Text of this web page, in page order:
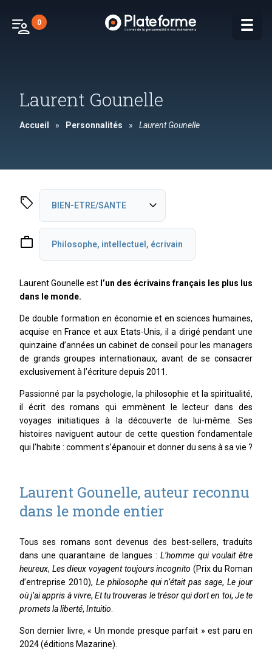
patient_list 0
Laurent Gounelle
Accueil » Personnalités » Laurent Gounelle
sell BIEN-ETRE/SANTE expand_more
Développement personnel
INSPIRATION
work Philosophe, intellectuel, écrivain
Laurent Gounelle est l’un des écrivains français les plus lus
dans le monde.
De double formation en économie et en sciences humaines,
acquise en France et aux Etats-Unis, il a dirigé pendant une
quinzaine d’années un cabinet de conseil pour les managers
de grands groupes internationaux, avant de se consacrer
exclusivement à l’écriture depuis 2011.
Passionné par la psychologie, la philosophie et la spiritualité,
il écrit des romans qui emmènent le lecteur dans des
voyages initiatiques à la découverte de lui-même. Ses
histoires naviguent autour de cette question fondamentale
qui l’habite : comment s’épanouir et donner du sens à sa vie ?
Laurent Gounelle, auteur reconnu
dans le monde entier
Tous ses romans sont devenus des best-sellers, traduits
dans une quarantaine de langues :L’homme qui voulait être
heureux, Les dieux voyagent toujours incognito (Prix du Roman
d’entreprise 2010), Le philosophe qui n’était pas sage,Le jour
où j’ai appris à vivre,Et tu trouveras le trésor qui dort en toi, Je te
promets la liberté, Intuitio
Son dernier livre, « Un monde presque parfait » est paru en
2024 (éditions Mazarine).